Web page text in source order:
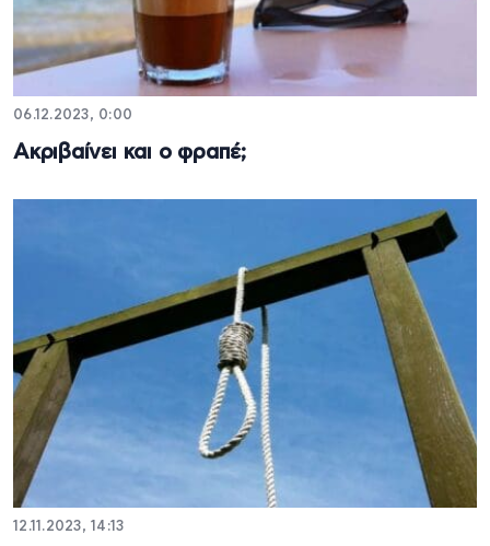
06.12.2023, 0:00
Ακριβαίνει και ο φραπέ;
12.11.2023, 14:13